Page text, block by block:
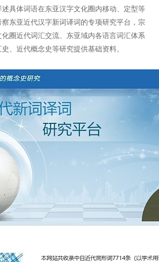
具体词语在东亚汉字文化圈内移动、定型等
东亚近代汉字新词译词的专项研究平台，宗
圈近代词汇交流、东亚域内各语言词汇体系
、近代概念史等研究提供基础资料。